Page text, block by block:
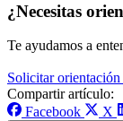
¿Necesitas
Te ayudamos a
Solicitar orientación
Compartir artículo:
Facebook
X